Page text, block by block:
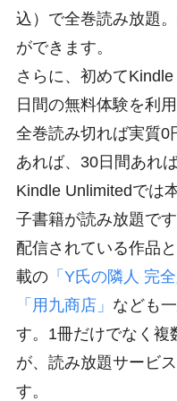
込）で全巻読み放題
ができます。
さらに、初めて
日間の無料体験を利
全巻読み切れば実質0
あれば、30日間あれ
Kindle Unlimitedでは
子書籍が読み放題で
配信されている作品
載の「Y氏の隣人 完全
「用九商店」 なども
す。1冊だけでなく複
が、読み放題サービ
す。